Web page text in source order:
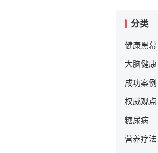
分类
健康黑幕
大脑健康
成功案例
权威观点
糖尿病
营养疗法